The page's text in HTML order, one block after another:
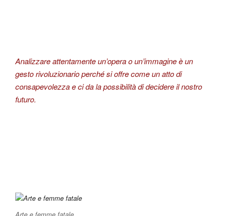
Analizzare attentamente un’opera o un’immagine è un
gesto rivoluzionario perché si offre come un atto di
consapevolezza e ci da la possibilità di decidere il nostro
futuro.